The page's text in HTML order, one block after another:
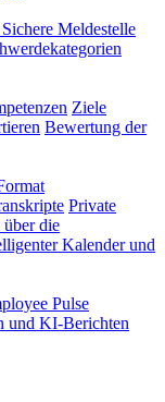
Meldestelle
Ziele
Bewertung der
Private
die
Kalender und
Pulse
und KI-Berichten